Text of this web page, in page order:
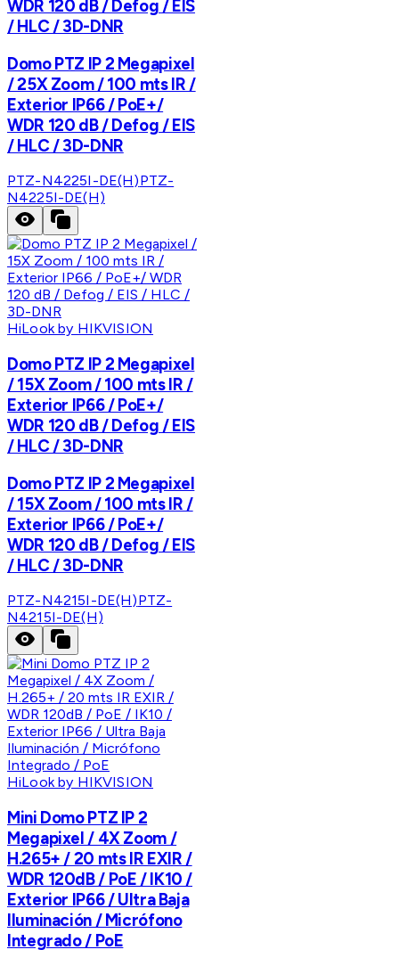
WDR 120 dB / Defog / EIS
/ HLC / 3D-DNR
Domo PTZ IP 2 Megapixel
/ 25X Zoom / 100 mts IR /
Exterior IP66 / PoE+/
WDR 120 dB / Defog / EIS
/ HLC / 3D-DNR
PTZ-N4225I-DE(H)PTZ-
N4225I-DE(H)
HiLook by HIKVISION
Domo PTZ IP 2 Megapixel
/ 15X Zoom / 100 mts IR /
Exterior IP66 / PoE+/
WDR 120 dB / Defog / EIS
/ HLC / 3D-DNR
Domo PTZ IP 2 Megapixel
/ 15X Zoom / 100 mts IR /
Exterior IP66 / PoE+/
WDR 120 dB / Defog / EIS
/ HLC / 3D-DNR
PTZ-N4215I-DE(H)PTZ-
N4215I-DE(H)
HiLook by HIKVISION
Mini Domo PTZ IP 2
Megapixel / 4X Zoom /
H.265+ / 20 mts IR EXIR /
WDR 120dB / PoE / IK10 /
Exterior IP66 / Ultra Baja
Iluminación / Micrófono
Integrado / PoE